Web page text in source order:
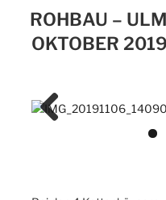
ROHBAU –
OKTOBER 2019